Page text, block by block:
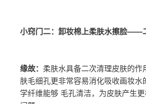
小窍门二：卸妆棉上柔肤水擦脸——
缘故：柔肤水具备二次清理皮肤的
肤毛细孔更非常容易消化吸收画妆
学纤维能够 毛孔清洁，为皮肤产生